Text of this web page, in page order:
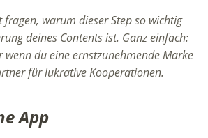
warum dieser Step so wichtig
deines Contents ist. Ganz einfach:
wenn du eine ernstzunehmende Marke
für lukrative Kooperationen.
App